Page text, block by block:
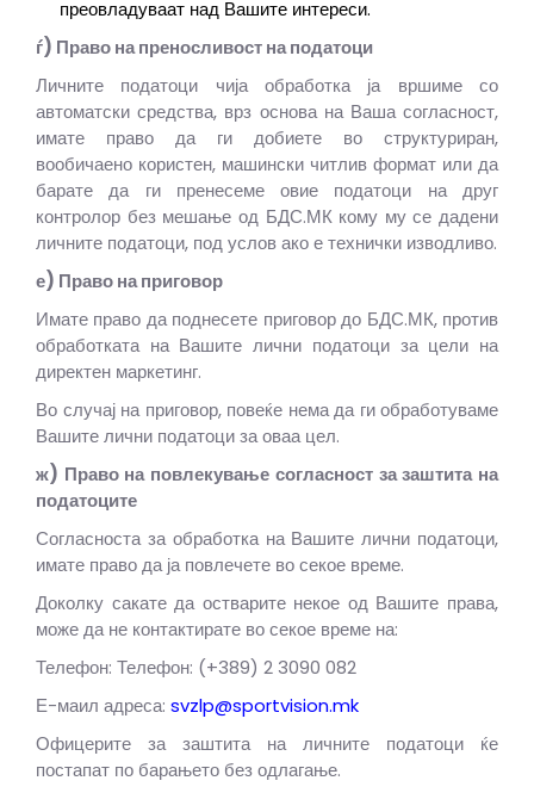
преовладуваат над Вашите интереси.
ѓ) Право на преносливост на податоци
Личните податоци чија обработка ја вршиме со
автоматски средства, врз основа на Ваша согласност,
имате право да ги добиете во структуриран,
вообичаено користен, машински читлив формат или да
барате да ги пренесеме овие податоци на друг
контролор без мешање од БДС.МК кому му се дадени
личните податоци, под услов ако е технички изводливо.
е) Право на приговор
Имате право да поднесете приговор до БДС.МК, против
обработката на Вашите лични податоци за цели на
директен маркетинг.
Во случај на приговор, повеќе нема да ги обработуваме
Вашите лични податоци за оваа цел.
ж) Право на повлекување согласност за заштита на
податоците
Согласноста за обработка на Вашите лични податоци,
имате право да ја повлечете во секое време.
Доколку сакате да остварите некое од Вашите права,
може да не контактирате во секое време на:
Телефон: Телефон: (+389) 2 3090 082
Е-маил адреса: svzlp@sportvision.mk
Офицерите за заштита на личните податоци ќе
постапат по барањето без одлагање.